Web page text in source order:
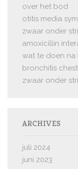
over het bod
otitis media
zwaar onder
amoxicillin
wat te doen na
bronchitis
zwaar onder
ARCHIVES
juli 2024
juni 2023